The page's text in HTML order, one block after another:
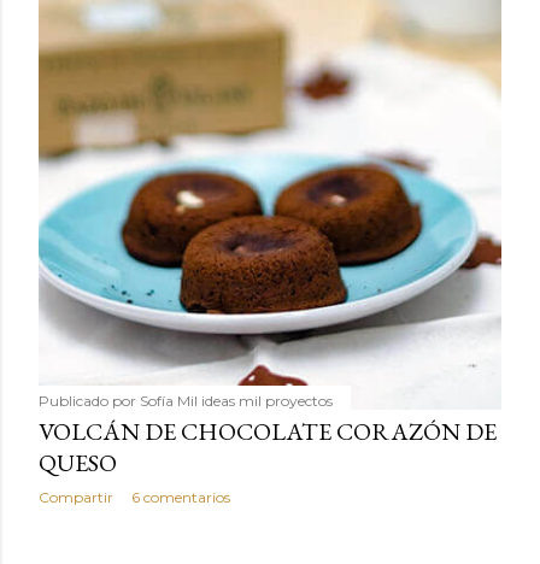
Publicado por Sofía Mil ideas mil proyectos
VOLCÁN DE CHOCOLATE CORAZÓN DE
QUESO
Compartir 6 comentarios